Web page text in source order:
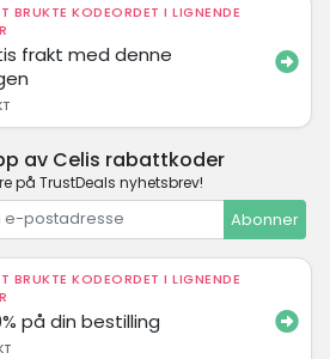
BRUKTE KODEORDET I LIGNENDE
frakt med denne
av Celis rabattkoder
på TrustDeals nyhetsbrev!
Abonner
BRUKTE KODEORDET I LIGNENDE
på din bestilling